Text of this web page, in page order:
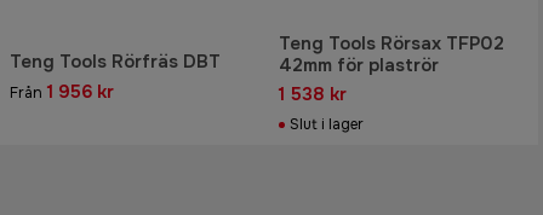
Teng Tools Rörfräs DBT
Från 1 956 kr
Teng Tools Rörsax TFP02
42mm för plaströr
1 538 kr
Slut i lager